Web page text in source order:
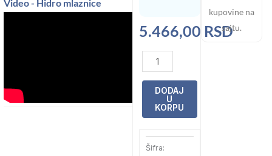
Video - Hidro mlaznice
5.466,00 RSD
Hidromlaznica
2
1/2“
50-
32
Astral
DODAJ
U
KORPU
Šifra:
kupovine na
sajtu.